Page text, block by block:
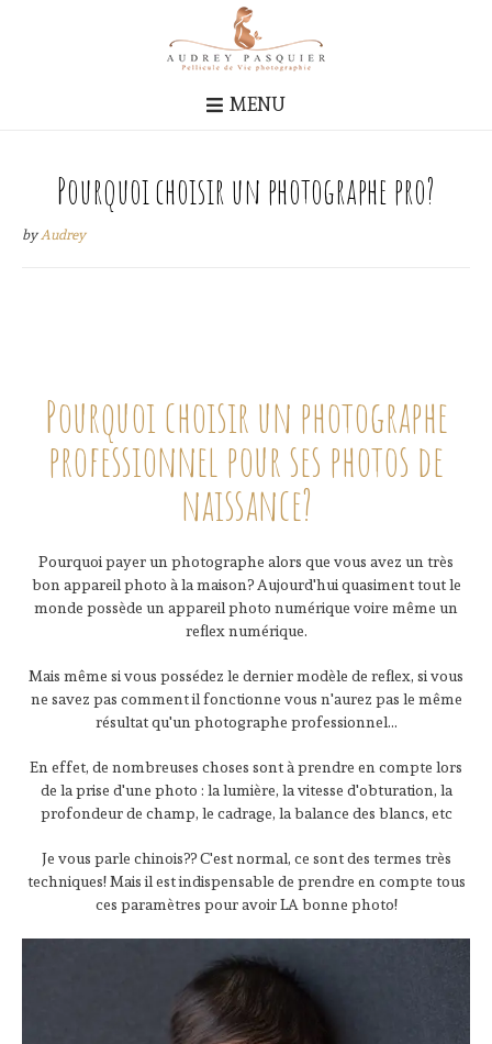
MENU
Pourquoi choisir un photographe pro?
byAudrey
Pourquoi choisir un photographe
professionnel pour ses photos de
naissance?
Pourquoi payer un photographe alors que vous avez un très
bon appareil photo à la maison? Aujourd'hui quasiment tout le
monde possède un appareil photo numérique voire même un
reflex numérique.
Mais même si vous possédez le dernier modèle de reflex, si vous
ne savez pas comment il fonctionne vous n'aurez pas le même
résultat qu'un photographe professionnel...
En effet, de nombreuses choses sont à prendre en compte lors
de la prise d'une photo : la lumière, la vitesse d'obturation, la
profondeur de champ, le cadrage, la balance des blancs, etc
Je vous parle chinois?? C'est normal, ce sont des termes très
techniques! Mais il est indispensable de prendre en compte tous
ces paramètres pour avoir LA bonne photo!